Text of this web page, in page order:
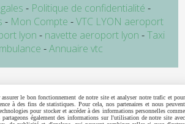
Politique de confidentialité
Mon Compte
VTC LYON aeroport
lyon
navette aeroport lyon
Taxi
Annuaire vtc
le bon fonctionnement de notre site et analyser notre trafic et pour
à des fins de statistiques. Pour cela, nos partenaires et nous peuvent
pour stocker et accéder à des informations personnelles comme
également des informations sur l'utilisation de notre site avec